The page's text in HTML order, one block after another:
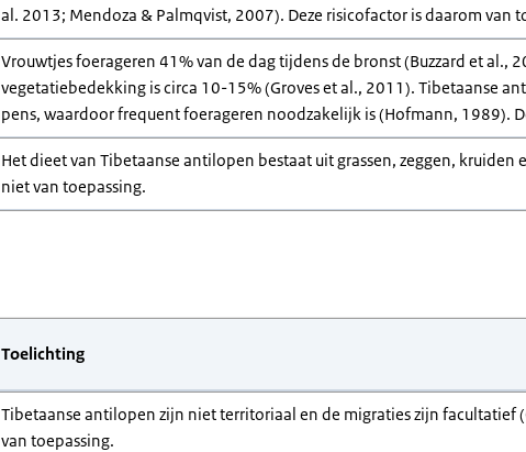
al. 2013; Mendoza & Palmqvist, 2007). Deze risicofactor is daarom van
Vrouwtjes foerageren 41% van de dag tijdens de bronst (Buzzard et al.,
vegetatiebedekking is circa 10-15% (Groves et al., 2011). Tibetaanse
pens, waardoor frequent foerageren noodzakelijk is (Hofmann, 1989).
Het dieet van Tibetaanse antilopen bestaat uit grassen, zeggen,
niet van toepassing.
Toelichting
Tibetaanse antilopen zijn niet territoriaal en de migraties zijn facultatief
van toepassing.